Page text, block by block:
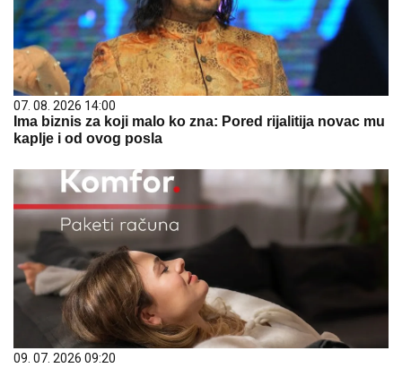
07. 08. 2026 14:00
Ima biznis za koji malo ko zna: Pored rijalitija novac mu
kaplje i od ovog posla
09. 07. 2026 09:20